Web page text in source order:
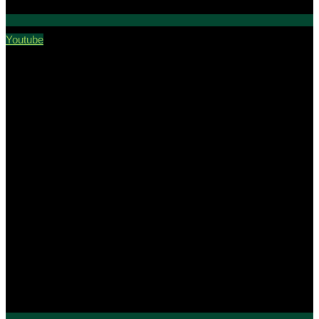
Youtube